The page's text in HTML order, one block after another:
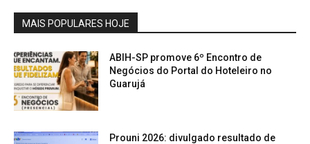
MAIS POPULARES HOJE
ABIH-SP promove 6º Encontro de
Negócios do Portal do Hoteleiro no
Guarujá
Prouni 2026: divulgado resultado de